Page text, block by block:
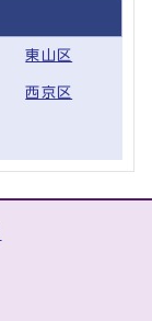
東山区
西京区